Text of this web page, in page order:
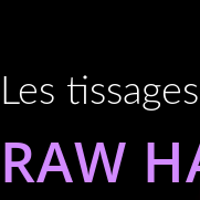
Les
RAW